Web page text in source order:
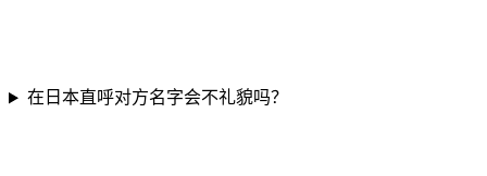
在日本直呼对方名字会不礼貌吗？